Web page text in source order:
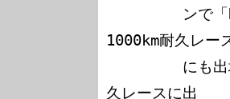
ンで「
1000km耐久レー
にも出場する
久レースに出